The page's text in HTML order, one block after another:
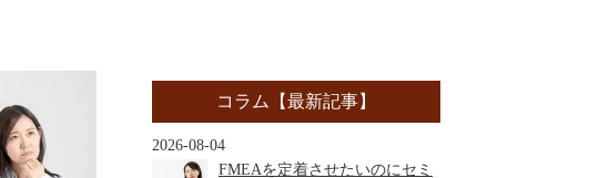
コラム【最新記事】
2026-08-04
FMEAを定着させたいのにセミ